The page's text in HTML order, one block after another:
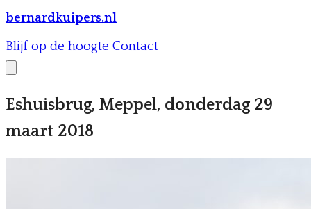
bernardkuipers.nl
Blijf op de hoogte Contact
Eshuisbrug, Meppel, donderdag 29
maart 2018